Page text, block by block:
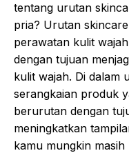
tentang urutan
pria? Urutan
perawatan kulit
dengan tujuan
kulit wajah. Di dalam
serangkaian produk
berurutan dengan
meningkatkan
kamu mungkin